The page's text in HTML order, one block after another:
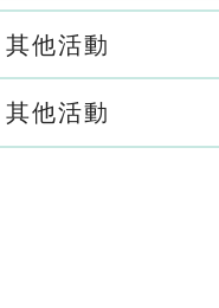
其他活動
其他活動